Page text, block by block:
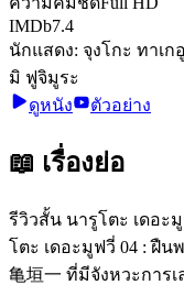
IMDb7.4
นักแสดง: จุงโกะ ทาเก
มิ ฟูจิมูระ
ดูหนัง
ตัวอย่าง
📖 เรื่องย่อ
รีวิวสั้น นารูโตะ เดอะ
โตะ เดอะมูฟวี่ 04 : ฝื
亀垣一 ที่มีจังหวะการเ